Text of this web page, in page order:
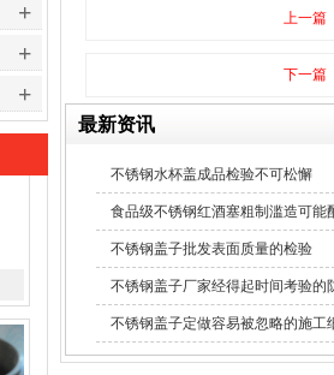
+
+
+
上一篇
下一篇
最新资讯
不锈钢水杯盖成品检验不可松懈
食品级不锈钢红酒塞粗制滥造可能
不锈钢盖子批发表面质量的检验
不锈钢盖子厂家经得起时间考验的
不锈钢盖子定做容易被忽略的施工